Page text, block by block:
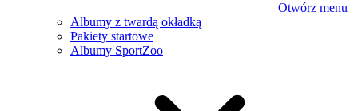
Otwórz menu
Albumy z twardą okładką
Pakiety startowe
Albumy SportZoo